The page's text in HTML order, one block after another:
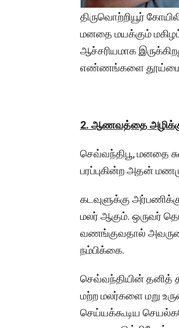
திருவொற்றியூர்
மனதை மயக்கும்
ஆச்சரியமாக
எண்ணங்களை
2. ஆணவத்தை
செவ்வந்திபூ, மனதை
பரப்புகின்ற அதன்
கடவுளுக்கு
மலர் ஆகும். ஒருவர்
வணங்குவதால்
நம்பிக்கை.
செவ்வந்தியின்
மற்ற மலர்களை மறு
செய்யக்கூடிய